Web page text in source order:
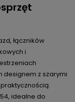
łączników
i
designem z szarymi
idealne do